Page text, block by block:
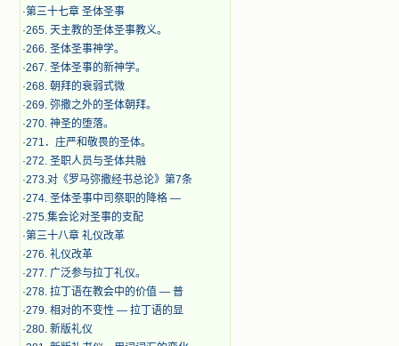
·第三十七章 圣体圣事
·265. 天主教的圣体圣事教义。
·266. 圣体圣事神学。
·267. 圣体圣事的新神学。
·268. 朝拜的衰弱式微
·269. 弥撒之外的圣体朝拜。
·270. 神圣的堕落。
·271．庄严和敬畏的圣体。
·272. 圣职人员与圣体共融
·273.对《罗马弥撒经书总论》第7条
·274. 圣体圣事中司祭职的降格 —
·275.集会论对圣事的支配
·第三十八章 礼仪改革
·276. 礼仪改革
·277. 广泛参与拉丁礼仪。
·278. 拉丁语在教会中的价值 — 普
·279. 相对的不变性 — 拉丁语的显
·280. 新版礼仪